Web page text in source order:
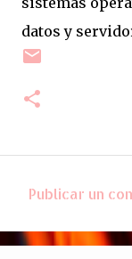
datos y
o
Publicar un